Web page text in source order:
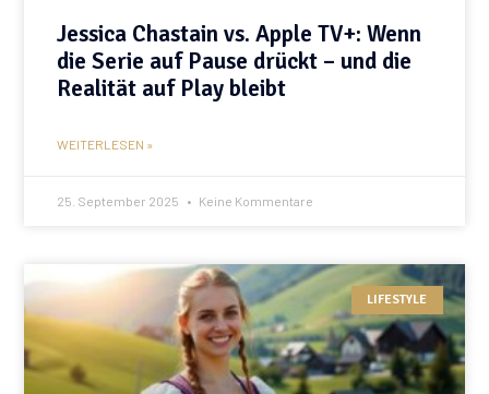
Jessica Chastain vs. Apple TV+: Wenn
die Serie auf Pause drückt – und die
Realität auf Play bleibt
WEITERLESEN »
25. September 2025 Keine Kommentare
LIFESTYLE